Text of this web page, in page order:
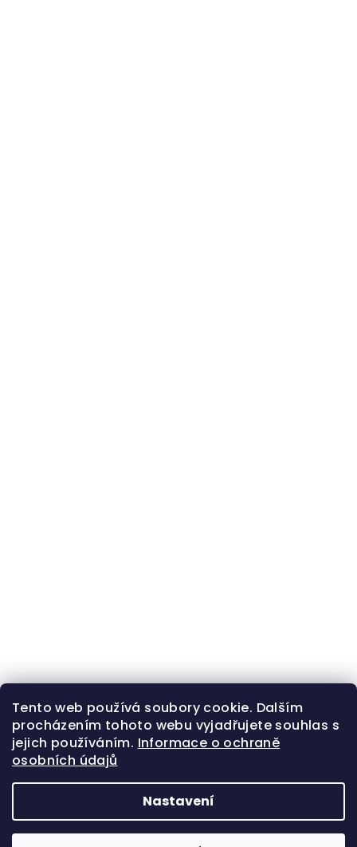
Tento web používá soubory cookie. Dalším
procházením tohoto webu vyjadřujete souhlas s
jejich používáním. Informace o ochraně
osobních údajů
Nastavení
á
Copyright 2026Zlatá beruška. Všechna práva
vyhrazena.